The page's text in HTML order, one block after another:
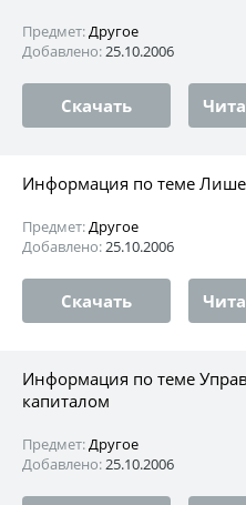
Предмет:Другое
Добавлено:25.10.2006
Скачать
Информация по теме
Предмет:Другое
Добавлено:25.10.2006
Скачать
Информация по теме
капиталом
Предмет:Другое
Добавлено:25.10.2006